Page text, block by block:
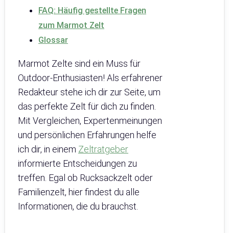
FAQ: Häufig gestellte Fragen
zum Marmot Zelt
Glossar
Marmot Zelte sind ein Muss für
Outdoor-Enthusiasten! Als erfahrener
Redakteur stehe ich dir zur Seite, um
das perfekte Zelt für dich zu finden.
Mit Vergleichen, Expertenmeinungen
und persönlichen Erfahrungen helfe
ich dir, in einem Zeltratgeber
informierte Entscheidungen zu
treffen. Egal ob Rucksackzelt oder
Familienzelt, hier findest du alle
Informationen, die du brauchst.